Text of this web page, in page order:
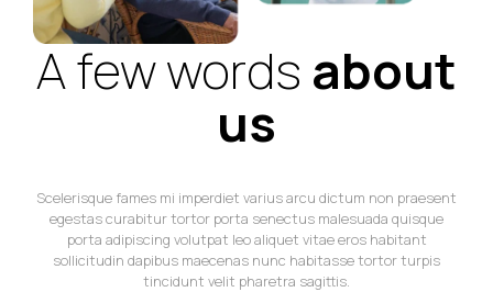
A few words about
us
Scelerisque fames mi imperdiet varius arcu dictum non praesent
egestas curabitur tortor porta senectus malesuada quisque
porta adipiscing volutpat leo aliquet vitae eros habitant
sollicitudin dapibus maecenas nunc habitasse tortor turpis
tincidunt velit pharetra sagittis.